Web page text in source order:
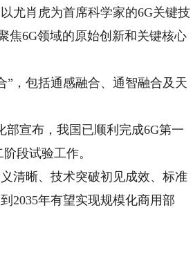
尤肖虎为首席科学家的6G关键技
焦6G领域的原始创新和关键核心
，包括通感融合、通智融合及天
宣布，我国已顺利完成6G第一
段试验工作。
清晰、技术突破初见成效、标准
2035年有望实现规模化商用部